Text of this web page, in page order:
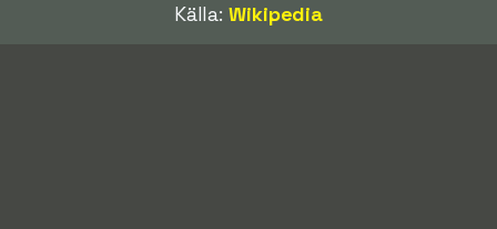
Källa:Wikipedia